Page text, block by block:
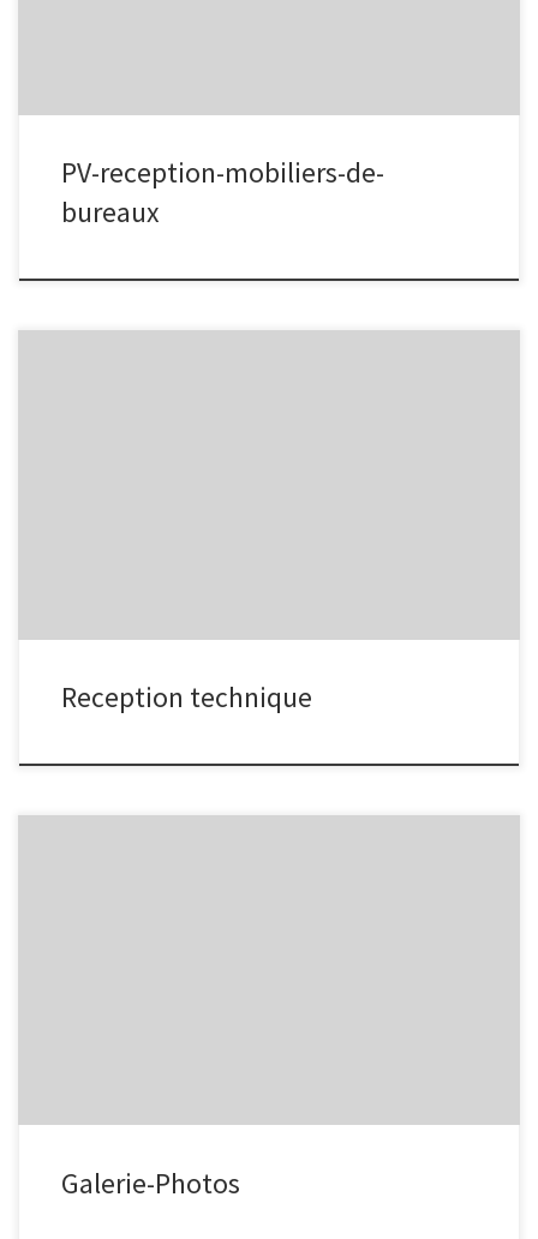
PV-reception-mobiliers-de-
bureaux
Reception technique
Galerie-Photos